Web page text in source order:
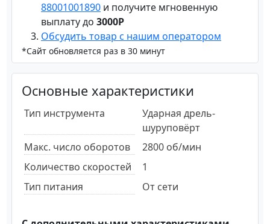
88001001890 и получите мгновенную
выплату до 3000Р
Обсудить товар с нашим оператором
*Сайт обновляется раз в 30 минут
Основные характеристики
Тип инструмента
Ударная дрель-
шуруповёрт
Макс. число оборотов
2800 об/мин
Количество скоростей
1
Тип питания
От сети